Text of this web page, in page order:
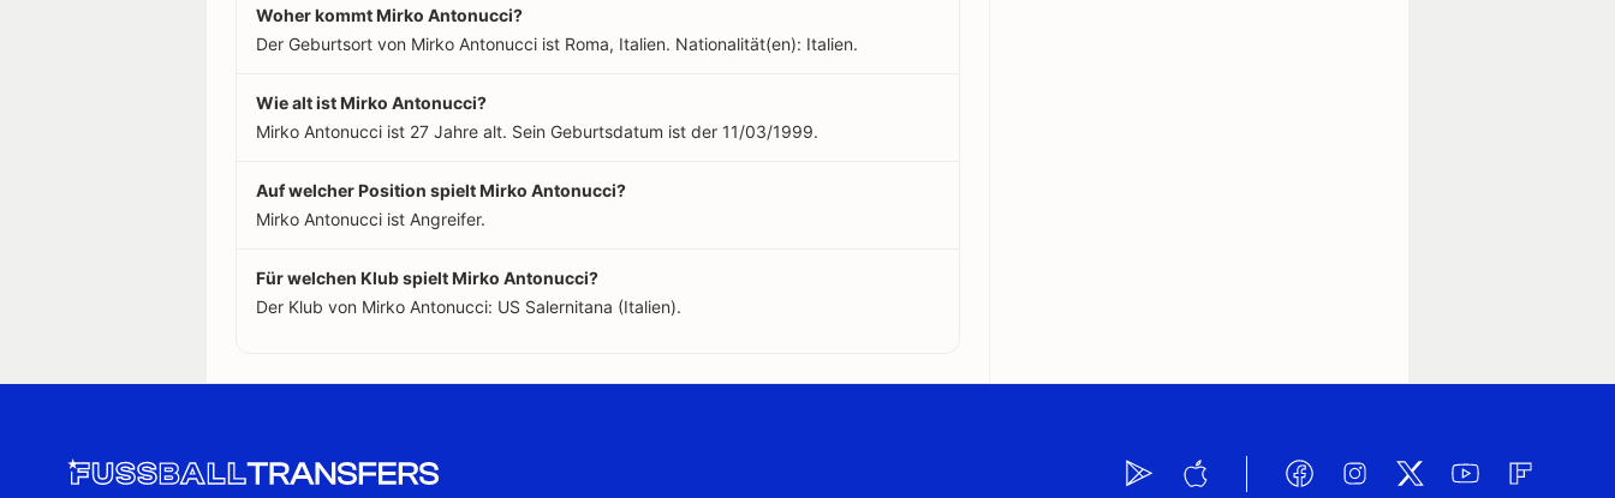
Woher kommt Mirko Antonucci?
Der Geburtsort von Mirko Antonucci ist Roma, Italien. Nationalität(en): Italien.
Wie alt ist Mirko Antonucci?
Mirko Antonucci ist 27 Jahre alt. Sein Geburtsdatum ist der 11/03/1999.
Auf welcher Position spielt Mirko Antonucci?
Mirko Antonucci ist Angreifer.
Für welchen Klub spielt Mirko Antonucci?
Der Klub von Mirko Antonucci: US Salernitana (Italien).